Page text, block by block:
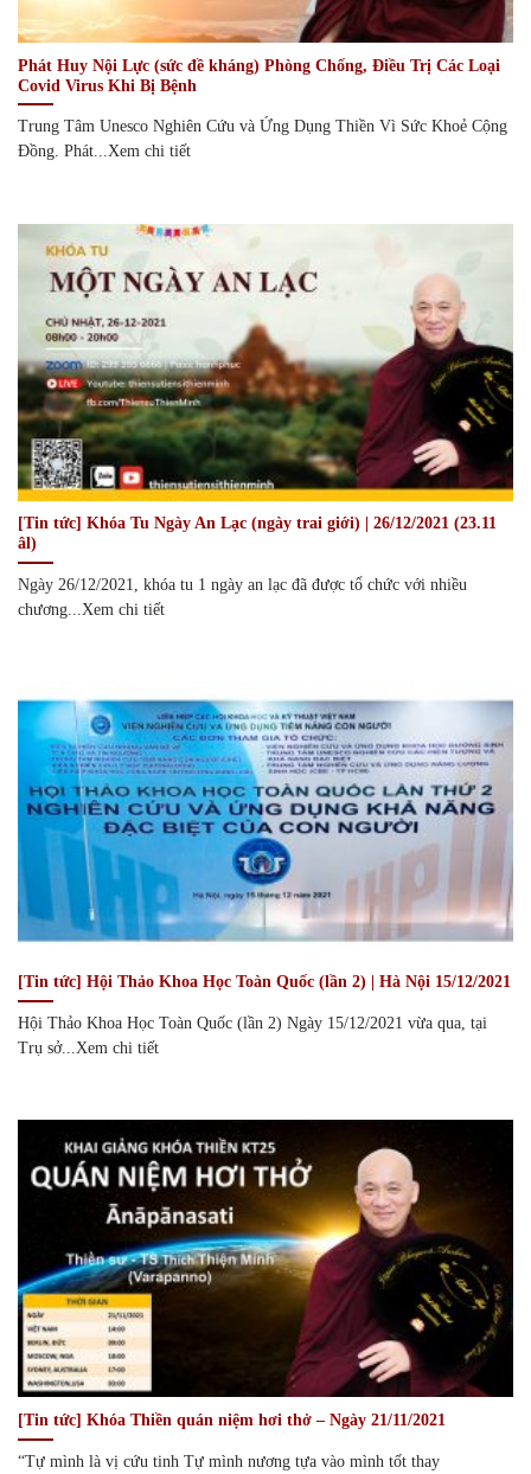
Phát Huy Nội Lực (sức đề kháng) Phòng Chống, Điều Trị Các Loại
Covid Virus Khi Bị Bệnh
Trung Tâm Unesco Nghiên Cứu và Ứng Dụng Thiền Vì Sức Khoẻ Cộng
Đồng. Phát...Xem chi tiết
[Tin tức] Khóa Tu Ngày An Lạc (ngày trai giới) | 26/12/2021 (23.11
âl)
Ngày 26/12/2021, khóa tu 1 ngày an lạc đã được tổ chức với nhiều
chương...Xem chi tiết
[Tin tức] Hội Thảo Khoa Học Toàn Quốc (lần 2) | Hà Nội 15/12/2021
Hội Thảo Khoa Học Toàn Quốc (lần 2) Ngày 15/12/2021 vừa qua, tại
Trụ sở...Xem chi tiết
[Tin tức] Khóa Thiền quán niệm hơi thở – Ngày 21/11/2021
“Tự mình là vị cứu tinh Tự mình nương tựa vào mình tốt thay